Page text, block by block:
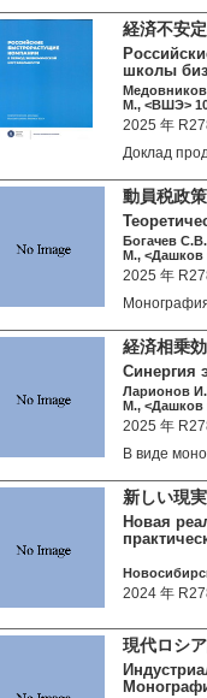
経済不安
школы
М., <ВШЭ>
2025 年
Доклад
動員税政
Богачев
М., <Дашков
2025 年
経済相乗
Синергия
Ларионов
М., <Дашков
2025 年
В виде
新しい現
Новая
2024 年
現代ロシ